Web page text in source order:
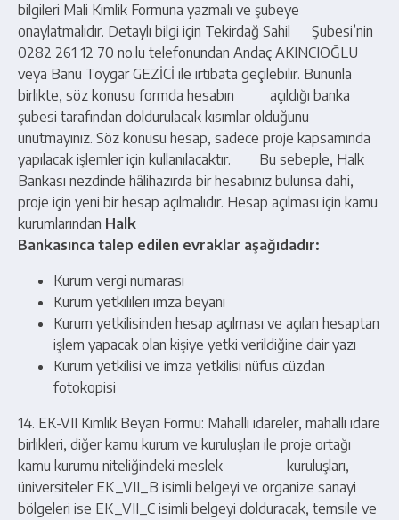
bilgileri Mali Kimlik Formuna yazmalı ve şubeye
onaylatmalıdır. Detaylı bilgi için Tekirdağ Sahil Şubesi’nin
0282 261 12 70 no.lu telefonundan Andaç AKINCIOĞLU
veya Banu Toygar GEZİCİ ile irtibata geçilebilir. Bununla
birlikte, söz konusu formda hesabın açıldığı banka
şubesi tarafından doldurulacak kısımlar olduğunu
unutmayınız. Söz konusu hesap, sadece proje kapsamında
yapılacak işlemler için kullanılacaktır. Bu sebeple, Halk
Bankası nezdinde hâlihazırda bir hesabınız bulunsa dahi,
proje için yeni bir hesap açılmalıdır. Hesap açılması için kamu
kurumlarından Halk
Bankasınca talep edilen evraklar aşağıdadır:
Kurum vergi numarası
Kurum yetkilileri imza beyanı
Kurum yetkilisinden hesap açılması ve açılan hesaptan
işlem yapacak olan kişiye yetki verildiğine dair yazı
Kurum yetkilisi ve imza yetkilisi nüfus cüzdan
fotokopisi
14. EK-VII Kimlik Beyan Formu: Mahalli idareler, mahalli idare
birlikleri, diğer kamu kurum ve kuruluşları ile proje ortağı
kamu kurumu niteliğindeki meslek kuruluşları,
üniversiteler EK_VII_B isimli belgeyi ve organize sanayi
bölgeleri ise EK_VII_C isimli belgeyi dolduracak, temsile ve